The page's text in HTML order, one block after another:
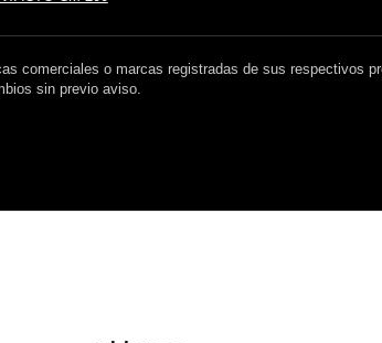
comerciales o marcas registradas de sus respectivos
sin previo aviso.